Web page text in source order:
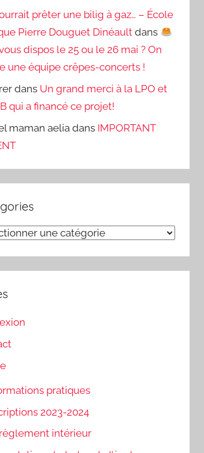
prêter une bilig à gaz… – École
Pierre Douguet Dinéaultdans
dispos le 25 ou le 26 mai ? On
une équipe crêpes-concerts !
dans Un grand merci à la LPO et
qui a financé ce projet!
maman aeliadans IMPORTANT
pratiques
2023-2024
intérieur